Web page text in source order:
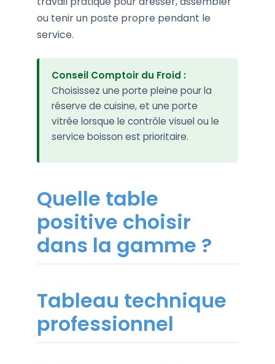
ou tenir un poste propre pendant le
service.
Conseil Comptoir du Froid :
Choisissez une porte pleine pour la
réserve de cuisine, et une porte
vitrée lorsque le contrôle visuel ou le
service boisson est prioritaire.
Quelle table
positive choisir
dans la gamme ?
Tableau technique
professionnel